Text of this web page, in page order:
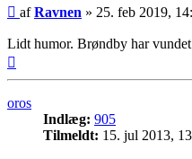
Indlæg
afRavnen » 25. feb 2019,
Lidt humor. Brøndby har
oros
Indlæg: 905
Tilmeldt: 15. jul 2013,